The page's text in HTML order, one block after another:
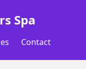
Spa
Contact